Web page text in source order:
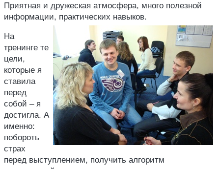
Приятная и дружеская атмосфера, много полезной
информации, практических навыков.
На
тренинге те
цели,
которые я
ставила
перед
собой – я
достигла. А
именно:
побороть
страх
перед выступлением, получить алгоритм